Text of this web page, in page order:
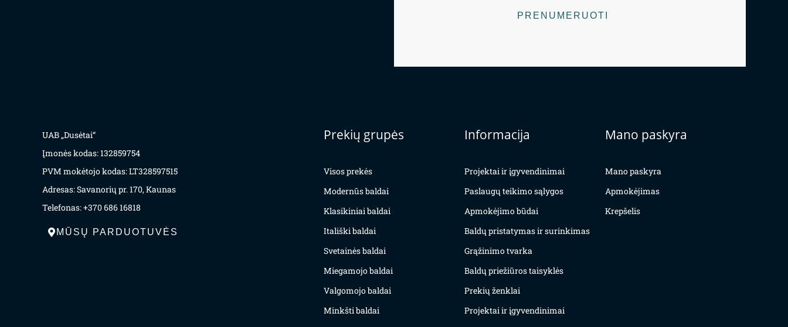
PRENUMERUOTI
UAB „Dusėtai“
Įmonės kodas: 132859754
PVM mokėtojo kodas: LT328597515
Adresas: Savanorių pr. 170, Kaunas
Telefonas: +370 686 16818
MŪSŲ PARDUOTUVĖS
Prekių grupės
Visos prekės
Modernūs baldai
Klasikiniai baldai
Itališki baldai
Svetainės baldai
Miegamojo baldai
Valgomojo baldai
Minkšti baldai
Informacija
Projektai ir įgyvendinimai
Paslaugų teikimo sąlygos
Apmokėjimo būdai
Baldų pristatymas ir surinkimas
Grąžinimo tvarka
Baldų priežiūros taisyklės
Prekių ženklai
Projektai ir įgyvendinimai
Mano paskyra
Mano paskyra
Apmokėjimas
Krepšelis